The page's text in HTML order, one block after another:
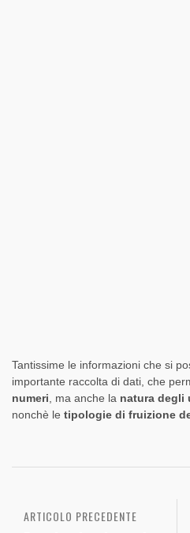
Tantissime le informazioni che si
importante raccolta di dati, che
numeri, ma anche la natura degli
nonchè le tipologie di fruizione
ARTICOLO PRECEDENTE